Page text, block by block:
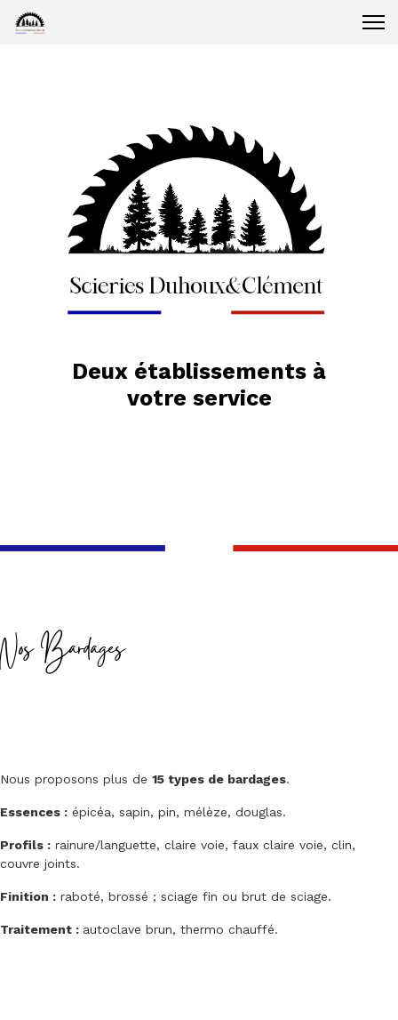
Deux établissements à
votre service
Nos Bardages
Nous proposons plus de 15 types de bardages.
Essences : épicéa, sapin, pin, mélèze, douglas.
Profils : rainure/languette, claire voie, faux claire voie, clin,
couvre joints.
Finition : raboté, brossé ; sciage fin ou brut de sciage.
Traitement : autoclave brun, thermo chauffé.